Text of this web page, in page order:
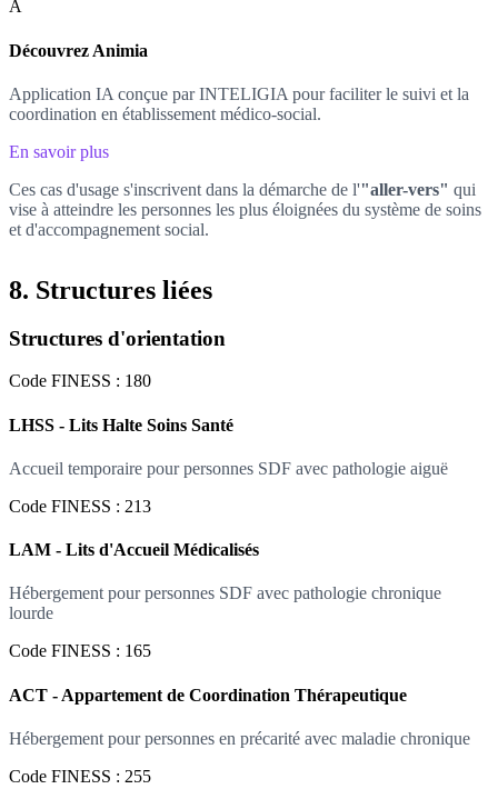
A
Découvrez Animia
Application IA conçue par INTELIGIA pour faciliter le suivi et la
coordination en établissement médico-social.
En savoir plus
Ces cas d'usage s'inscrivent dans la démarche de l'"aller-vers" qui
vise à atteindre les personnes les plus éloignées du système de soins
et d'accompagnement social.
8. Structures liées
Structures d'orientation
Code FINESS : 180
LHSS - Lits Halte Soins Santé
Accueil temporaire pour personnes SDF avec pathologie aiguë
Code FINESS : 213
LAM - Lits d'Accueil Médicalisés
Hébergement pour personnes SDF avec pathologie chronique
lourde
Code FINESS : 165
ACT - Appartement de Coordination Thérapeutique
Hébergement pour personnes en précarité avec maladie chronique
Code FINESS : 255